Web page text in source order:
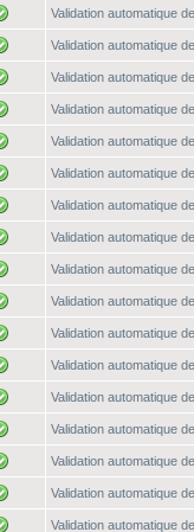
Validation automatique
Validation automatique
Validation automatique
Validation automatique
Validation automatique
Validation automatique
Validation automatique
Validation automatique
Validation automatique
Validation automatique
Validation automatique
Validation automatique
Validation automatique
Validation automatique
Validation automatique
Validation automatique
Validation automatique